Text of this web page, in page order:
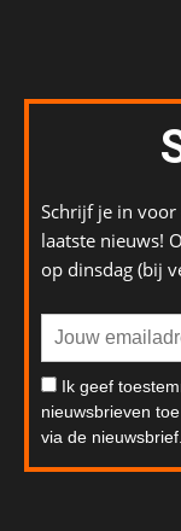
Schrijf je in
laatste nieuws!
op dinsdag (bij
Ik geef
nieuwsbrieven
via de nieuwsbrief.